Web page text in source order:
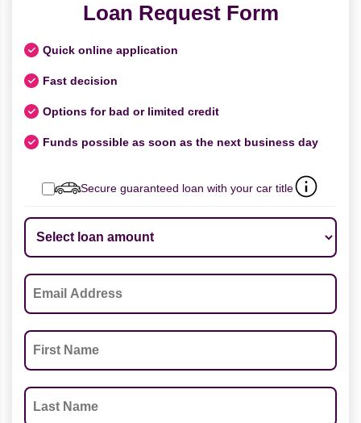
Loan Request Form
Quick online application
Fast decision
Options for bad or limited credit
Funds possible as soon as the next business day
Secure guaranteed loan with your car title